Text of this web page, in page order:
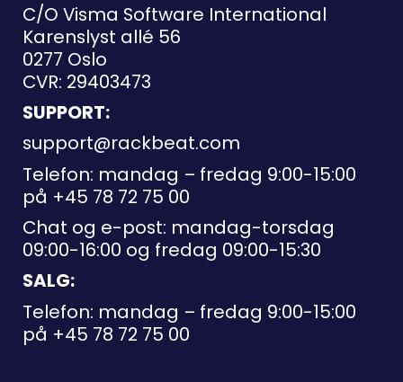
C/O Visma Software International
Karenslyst allé 56
0277 Oslo
CVR: 29403473
SUPPORT:
support@rackbeat.com
Telefon: mandag – fredag 9:00-15:00
på +45 78 72 75 00
Chat og e-post: mandag-torsdag
09:00-16:00 og fredag 09:00-15:30
SALG:
Telefon: mandag – fredag 9:00-15:00
på +45 78 72 75 00